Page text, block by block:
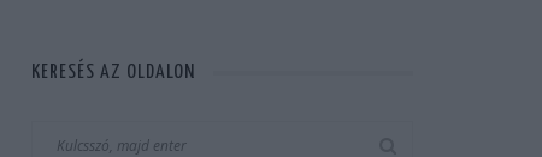
KERESÉS AZ OLDALON